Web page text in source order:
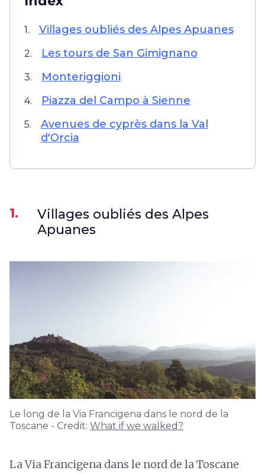
1. Villages oubliés des Alpes Apuanes
2. Les tours de San Gimignano
3. Monteriggioni
4. Piazza del Campo à Sienne
5.
Avenues de cyprès dans la Val
d'Orcia
1.
Villages oubliés des Alpes
Apuanes
Le long de la Via Francigena dans le nord de la
Toscane - Credit: What if we walked?
La Via Francigena dans le nord de la Toscane